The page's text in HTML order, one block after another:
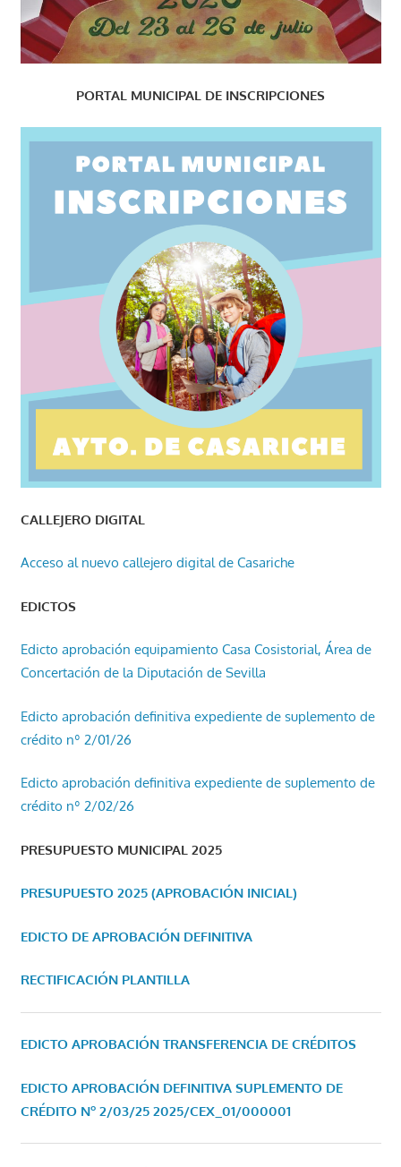
PORTAL MUNICIPAL DE INSCRIPCIONES
CALLEJERO DIGITAL
Acceso al nuevo callejero digital de Casariche
EDICTOS
Edicto aprobación equipamiento Casa Cosistorial, Área de
Concertación de la Diputación de Sevilla
Edicto aprobación definitiva expediente de suplemento de
crédito nº 2/01/26
Edicto aprobación definitiva expediente de suplemento de
crédito nº 2/02/26
PRESUPUESTO MUNICIPAL 2025
PRESUPUESTO 2025 (APROBACIÓN INICIAL)
EDICTO DE APROBACIÓN DEFINITIVA
RECTIFICACIÓN PLANTILLA
EDICTO APROBACIÓN TRANSFERENCIA DE CRÉDITOS
EDICTO APROBACIÓN DEFINITIVA SUPLEMENTO DE
CRÉDITO Nº 2/03/25 2025/CEX_01/000001